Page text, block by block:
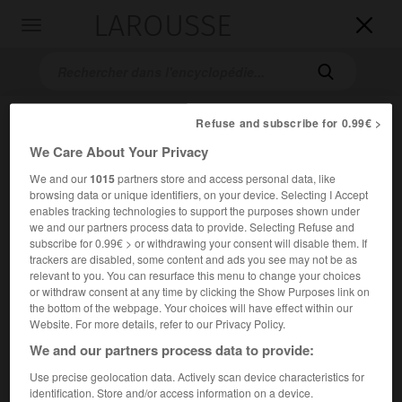


Accueil> Encyclopédie [personnage]>Constantin X Doukas
Constantin X Doukas
Empereur byzantin (1059-1067).
Il parvient au trône à la suite de l'abdication d'
Refuse and subscribe for 0.99€ >
We Care About Your Privacy
We and our1015partners store and access personal data, like
browsing data or unique identifiers, on your device. Selecting I Accept
enables tracking technologies to support the purposes shown under
we and our partners process data to provide. Selecting Refuse and
subscribe for 0.99€ > or withdrawing your consent will disable them. If
trackers are disabled, some content and ads you see may not be as
relevant to you. You can resurface this menu to change your choices
or withdraw consent at any time by clicking the Show Purposes link on
the bottom of the webpage. Your choices will have effect within our
Website. For more details, refer to our Privacy Policy.
We and our partners process data to provide:
Use precise geolocation data. Actively scan device characteristics for
identification. Store and/or access information on a device.